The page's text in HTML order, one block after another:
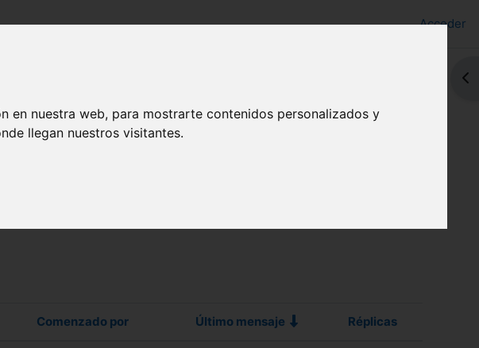
en nuestra web, para mostrarte contenidos personalizados y
llegan nuestros visitantes.
Acceder
Comenzado por Último mensaje
Réplicas